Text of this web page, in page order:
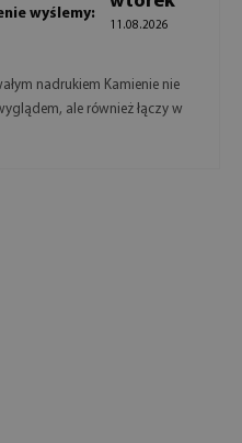
wyślemy:
11.08.2026
nadrukiem Kamienie nie
ale również łączy w